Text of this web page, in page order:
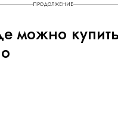
ПРОДОЛЖЕНИЕ
можно